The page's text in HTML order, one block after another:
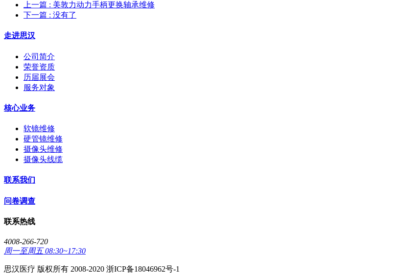
上一篇 : 美敦力动力手柄更换轴承维修
下一篇 : 没有了
走进思汉
公司简介
荣誉资质
历届展会
服务对象
核心业务
软镜维修
硬管镜维修
摄像头维修
摄像头线缆
联系我们
问卷调查
联系热线
4008-266-720
周一至周五 08:30~17:30
思汉医疗 版权所有 2008-2020 浙ICP备18046962号-1